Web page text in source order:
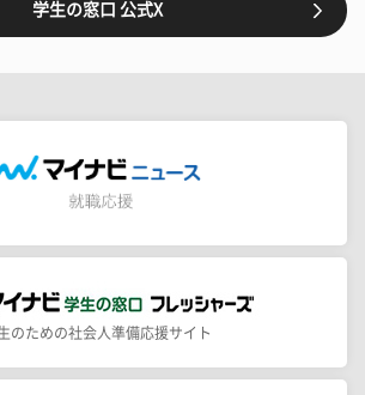
学生の窓口 公式X
のための社会人準備応援サイト